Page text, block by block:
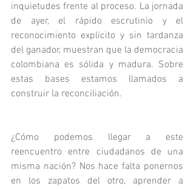
inquietudes frente al proceso. La jornada
de ayer, el rápido escrutinio y el
reconocimiento explícito y sin tardanza
del ganador, muestran que la democracia
colombiana es sólida y madura. Sobre
estas bases estamos llamados a
construir la reconciliación.
¿Cómo podemos llegar a este
reencuentro entre ciudadanos de una
misma nación? Nos hace falta ponernos
en los zapatos del otro, aprender a